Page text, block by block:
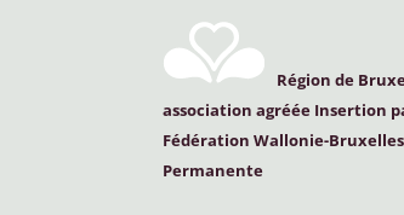
Région de
association agréée Insertion
Fédération Wallonie-
Permanente